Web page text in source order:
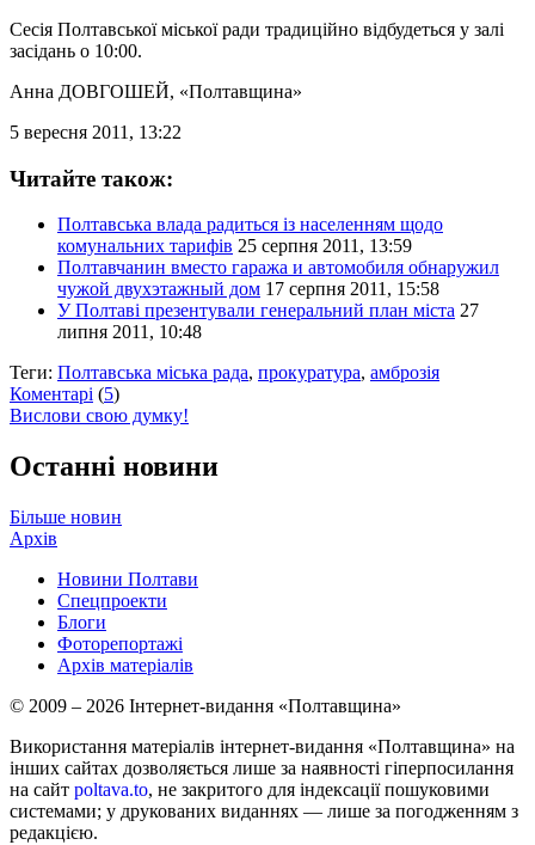
Сесія Полтавської міської ради традиційно відбудеться у залі
засідань о 10:00.
Анна ДОВГОШЕЙ, «Полтавщина»
5 вересня 2011, 13:22
Читайте також:
Полтавська влада радиться із населенням щодо
комунальних тарифів 25 серпня 2011, 13:59
Полтавчанин вместо гаража и автомобиля обнаружил
чужой двухэтажный дом 17 серпня 2011, 15:58
У Полтаві презентували генеральний план міста 27
липня 2011, 10:48
Теги: Полтавська міська рада, прокуратура, амброзія
Коментарі (5)
Вислови свою думку!
Останні новини
Більше новин
Архів
Новини Полтави
Спецпроекти
Блоги
Фоторепортажі
Архів матеріалів
© 2009 – 2026 Інтернет-видання «Полтавщина»
Використання матеріалів інтернет-видання «Полтавщина» на
інших сайтах дозволяється лише за наявності гіперпосилання
на сайт poltava.to, не закритого для індексації пошуковими
системами; у друкованих виданнях — лише за погодженням з
редакцією.